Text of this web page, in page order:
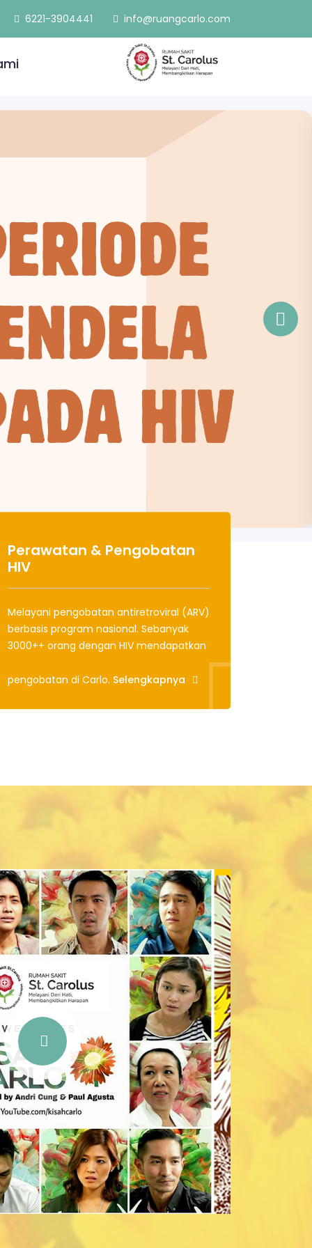
6221-3904441 info@ruangcarlo.com
Perawatan & Pengobatan
HIV
Melayani pengobatan antiretroviral (ARV)
berbasis program nasional. Sebanyak
3000++ orang dengan HIV mendapatkan
pengobatan di Carlo. Selengkapnya